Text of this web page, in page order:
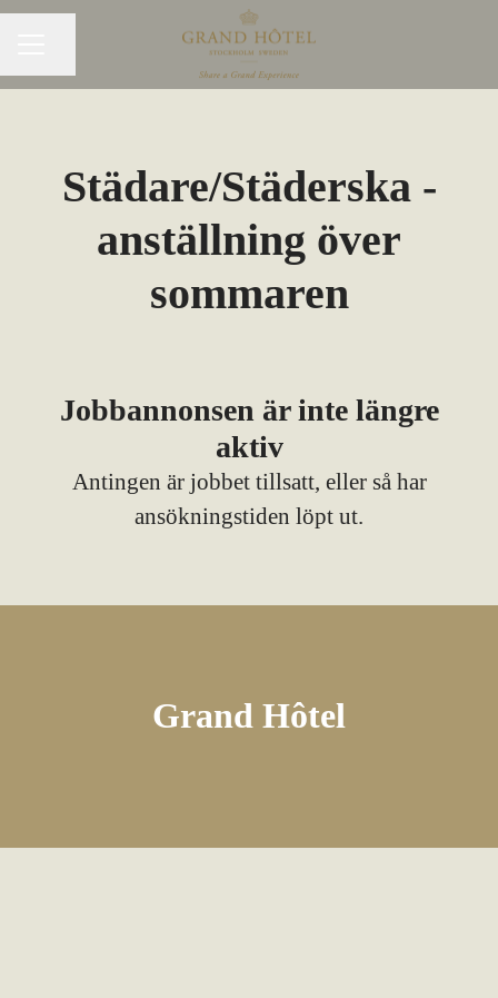
Städare/Städerska -
anställning över
sommaren
Jobbannonsen är inte längre
aktiv
Antingen är jobbet tillsatt, eller så har
ansökningstiden löpt ut.
Grand Hôtel